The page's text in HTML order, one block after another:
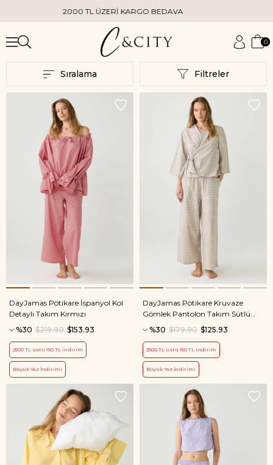
2000 TL ÜZERİ KARGO BEDAVA
0
Filtreler
Sıralama
DayJamas Pötikare İspanyol Kol
Detaylı Takım Kırmızı
%30
$153.93
$219.90
2500 TL üstü 150 TL indirim
Büyük Yaz İndirimi
DayJamas Pötikare Kruvaze
Gömlek Pantolon Takım Sütlü
%30 $125.93
$179.90
2500 TL üstü 150 TL indirim
Büyük Yaz İndirimi